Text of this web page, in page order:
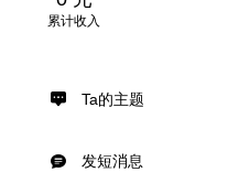
累计收入
Ta的主题
发短消息